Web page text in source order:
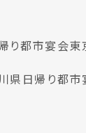
り都市宴会東
県日帰り都市